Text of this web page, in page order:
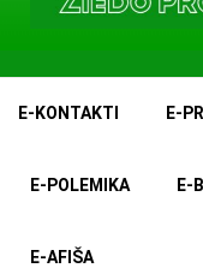
E-KONTAKTI E-
E-POLEMIKA E-
E-AFIŠA